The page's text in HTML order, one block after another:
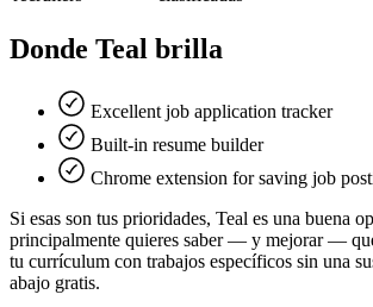
Donde Teal brilla
Excellent job application tracker
Built-in resume builder
Chrome extension for saving job
Si esas son tus prioridades, Teal es una buena
principalmente quieres saber — y mejorar —
tu currículum con trabajos específicos sin una
abajo gratis.